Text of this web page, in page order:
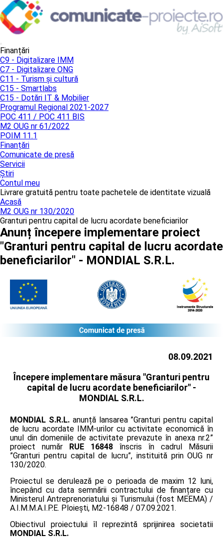
Finanțări
C9 - Digitalizare IMM
C7 - Digitalizare ONG
C11 - Turism și cultură
C15 - Smartlabs
C15 - Dotări IT & Mobilier
Programul Regional 2021-2027
POC 411 / POC 411 BIS
M2 OUG nr 61/2022
POIM 11.1
Finanțări
Comunicate de presă
Servicii
Știri
Contul meu
Livrare gratuită pentru toate pachetele de identitate vizuală
Acasă
M2 OUG nr 130/2020
Granturi pentru capital de lucru acordate beneficiarilor
Anunț începere implementare proiect
"Granturi pentru capital de lucru acordate
beneficiarilor" - MONDIAL S.R.L.
08.09.2021
Începere implementare măsura "Granturi pentru
capital de lucru acordate beneficiarilor" -
MONDIAL S.R.L.
MONDIAL S.R.L.anunță lansarea ”Granturi pentru capital
de lucru acordate IMM-urilor cu activitate economică în
unul din domeniile de activitate prevazute în anexa nr.2”
proiect număr RUE 16848 înscris în cadrul Măsurii
”Granturi pentru capital de lucru”, instituită prin OUG nr
130/2020.
Proiectul se derulează pe o perioada de maxim 12 luni,
începând cu data semnării contractului de finanțare cu
Ministerul Antreprenoriatului și Turismului (fost MEEMA) /
A.I.M.M.A.I.P.E. Ploiești, M2-16848 / 07.09.2021.
Obiectivul proiectului îl reprezintă sprijinirea societatii
MONDIAL S.R.L.